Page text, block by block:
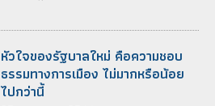
หัวใจของรัฐบาลใหม่ คือความชอบ
ธรรมทางการเมือง ไม่มากหรือน้อย
ไปกว่านี้